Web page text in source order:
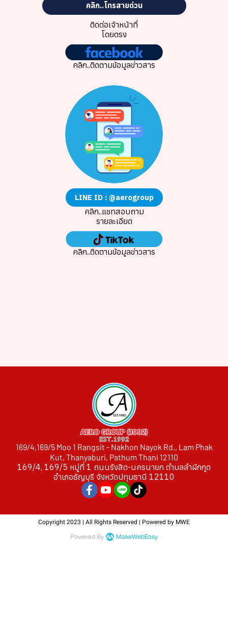
คลิก..โทรสายด่วน
ติดต่อเจ้าหน้าที่
โดยตรง
คลิก..ติดตามข้อมูลข่าวสาร
LINE ID : @aerogroup
คลิก..แชทสอบถาม
รายละเอียด
คลิก..ติดตามข้อมูลข่าวสาร
169/4,169/5 Moo 1 Rangsit - Nakhon Nayok Rd., Lam Phak
Kut, Thanyaburi, Pathum Thani 12110
169/4, 169/5 หมู่ที่ 1 ถนนรังสิต-นครนายก ตำบลลำผักกูด
อำ เภอธัญบุรี จังหวัดปทุมธานี 12110
Copyright 2023 | All Rights Reserved | Powered by MWE
Powered By MakeWebEasy